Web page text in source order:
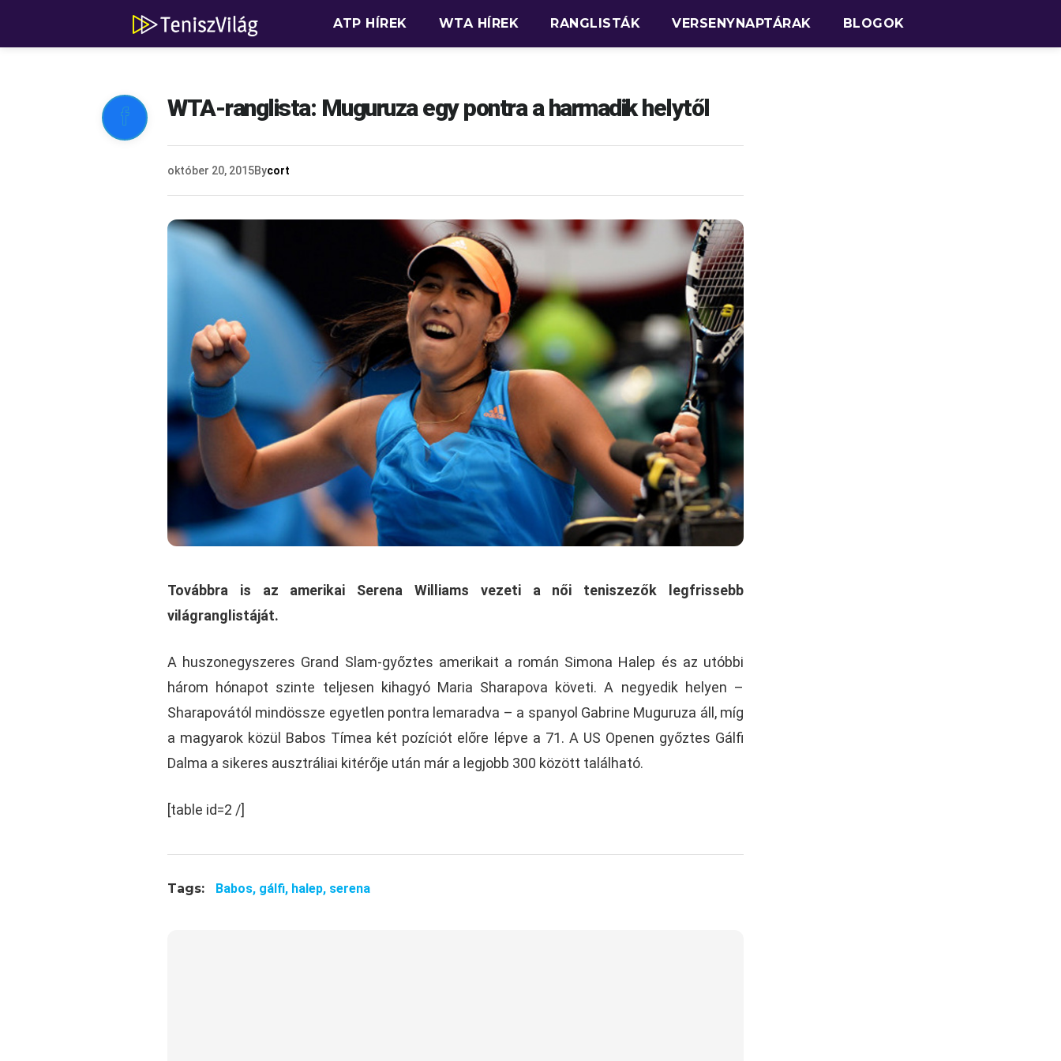
ATP HÍREK WTA HÍREK RANGLISTÁK VERSENYNAPTÁRAK BLOGOK
 WTA-ranglista: Muguruza egy pontra a harmadik helytől
október 20, 2015Bycort
Továbbra is az amerikai Serena Williams vezeti a női teniszezők legfrissebb
világranglistáját.
A huszonegyszeres Grand Slam-győztes amerikait a román Simona Halep és az utóbbi
három hónapot szinte teljesen kihagyó Maria Sharapova követi. A negyedik helyen –
Sharapovától mindössze egyetlen pontra lemaradva – a spanyol Gabrine Muguruza áll, míg
a magyarok közül Babos Tímea két pozíciót előre lépve a 71. A US Openen győztes Gálfi
Dalma a sikeres ausztráliai kitérője után már a legjobb 300 között található.
[table id=2 /]
Tags: Babos, gálfi, halep, serena